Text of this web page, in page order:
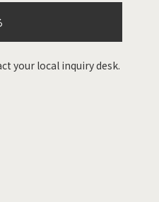
your local inquiry desk.